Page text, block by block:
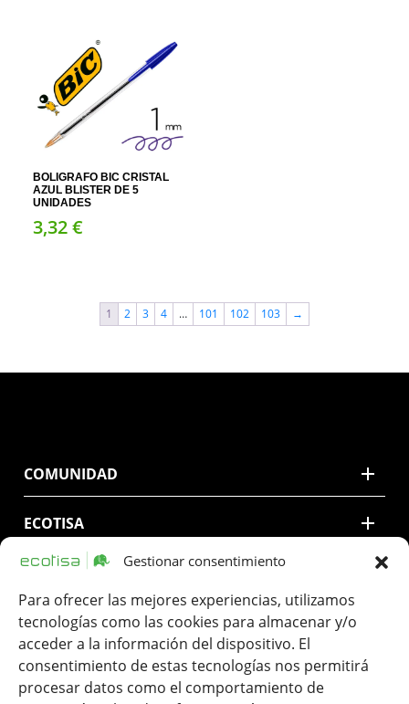
Gestionar consentimiento
Para ofrecer las mejores experiencias, utilizamos
tecnologías como las cookies para almacenar y/o
acceder a la información del dispositivo. El
consentimiento de estas tecnologías nos permitirá
procesar datos como el comportamiento de
BOLIGRAFO BIC CRISTAL
AZUL BLISTER DE 5
UNIDADES
3,32€
1 2 3 4 … 101 102 103 →
COMUNIDAD
ECOTISA
CONTACTO
LEGAL